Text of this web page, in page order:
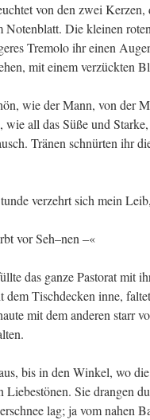
von den zwei
Notenblatt. Die kleinen
Tremolo ihr einen
mit einem verzückten
wie der Mann, von der
wie all das Süße und
Tränen schnürten ihr
verzehrt sich mein Leib,
vor Seh–nen –«
das ganze Pastorat mit
dem Tischdecken inne,
mit dem anderen starr
bis in den Winkel, wo
Liebestönen. Sie drangen
lag; ja vom nahen